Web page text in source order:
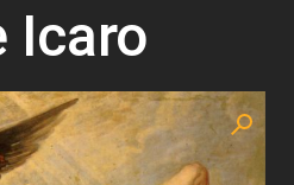
Icaro